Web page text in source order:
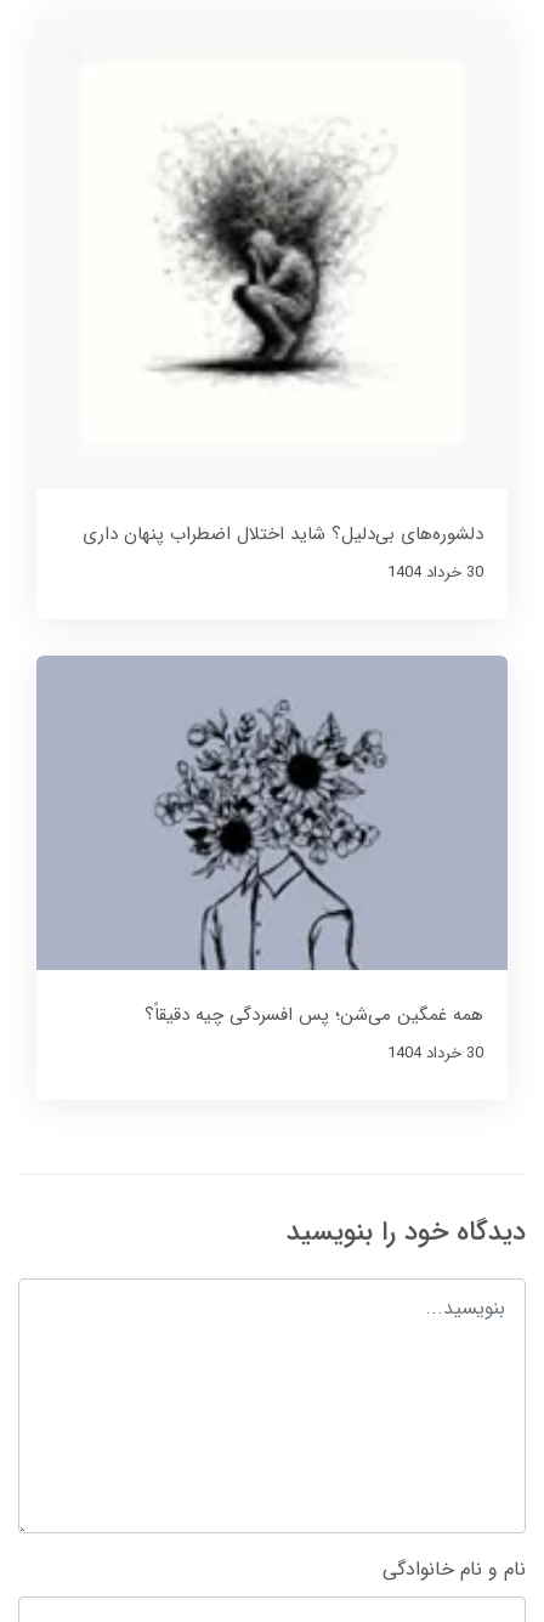
دلشوره‌های بی‌دلیل؟ شاید اختلال اضطراب پنهان داری
30 خرداد 1404
همه غمگین می‌شن؛ پس افسردگی چیه دقیقاً؟
30 خرداد 1404
دیدگاه خود را بنویسید
نام و نام خانوادگی